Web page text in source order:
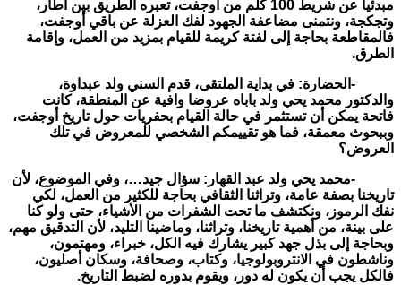
مبدئيا عن شريط 100 كلم من أوجفت، تعبره الطريق بين أطار،
وتجكجة، ونتمنى مضاعفة الجهود لفك العزلة عن باقي أوجفت،
فالمقاطعة بحاجة إلى لفتة كريمة للقيام بمزيد من العمل، وإقامة
الطرق.
-الحضارة: في بداية الملتقى، قدم السني ولد عبداوة،
والدكتور محمد يحي ولد باباه عروضا وافية عن المنطقة، كانت
فاتحة يمكن أن تستثمر في حالة القيام بحفريات حول تاريخ أوجفت،
وببحوث معمقة، فما هو تقييمكم الشخصي للمعروض في تلك
العروض؟
-محمد يحي ولد عبد القهار: سؤال جيد…، وفي الموضوع، لأن
تاريخنا بصفة عامة، وتراثنا الثقافي بحاجة للكثير من العمل، لكي
نفك الرموز، ونكتشف ما تحت الشفرات من الأشياء، حتى ولو كنا
على بينة، من أهمية تاريخنا، وتراثنا، وماضينا التليد، لأن التدقيق مهم،
وبحاجة إلى بذل جهد كبير يشارك فيه الكل، خبراء، ومهتمون،
وناشطون في الانتروبولوجيا، وكتاب، وصحافة، وسكان أصليون،
فالكل يجب أن يكون له دور، ويقوم بدوره لضبط التاريخ.